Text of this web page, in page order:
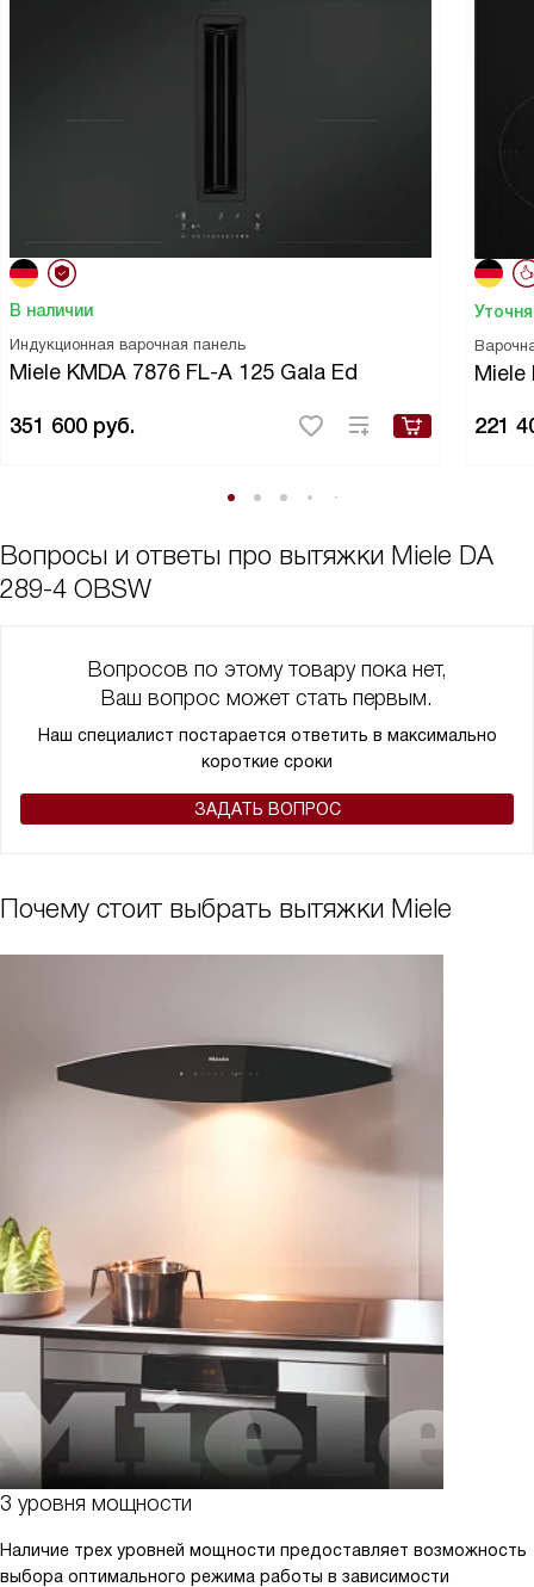
В наличии
Индукционная варочная панель
Miele KMDA 7876 FL-A 125 Gala Ed
351 600 руб.
Miele
221
Вопросы и ответы про вытяжки Miele DA
289-4 OBSW
Вопросов по этому товару пока нет,
Ваш вопрос может стать первым.
Наш специалист постарается ответить в максимально
короткие сроки
ЗАДАТЬ ВОПРОС
Почему стоит выбрать вытяжки Miele
3 уровня мощности
Наличие трех уровней мощности предоставляет возможность
выбора оптимального режима работы в зависимости